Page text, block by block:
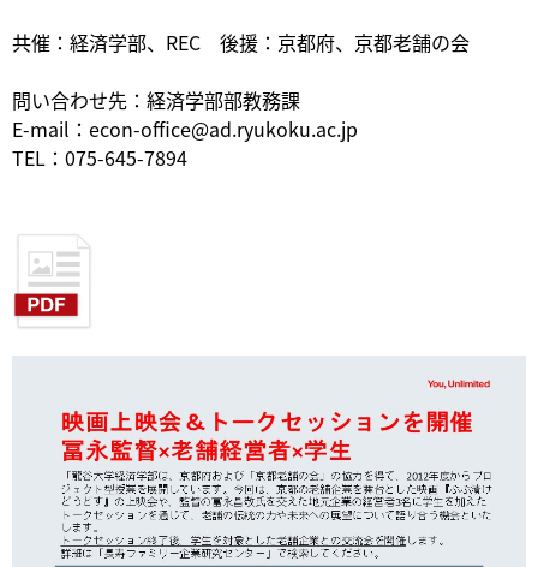
共催：経済学部、REC 後援：京都府、京都老舗の会
問い合わせ先：経済学部部教務課
E-mail：econ-office@ad.ryukoku.ac.jp
TEL：075-645-7894